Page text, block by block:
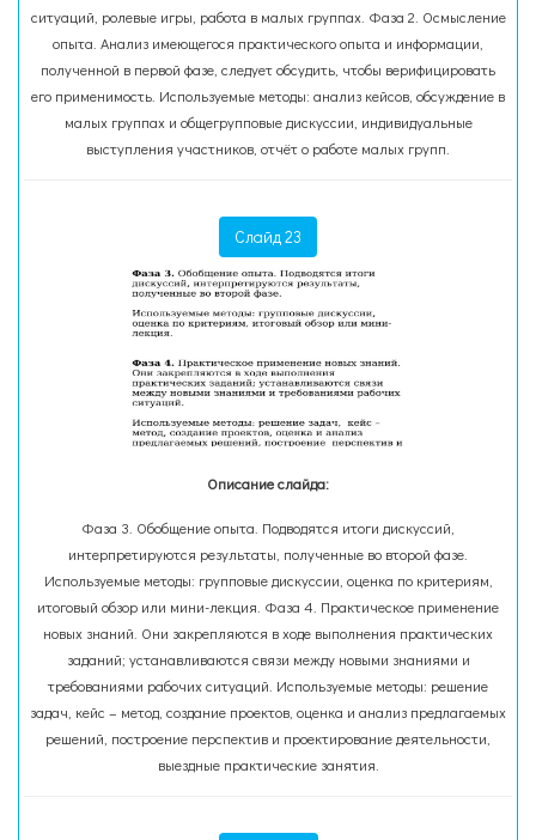
ситуаций, ролевые игры, работа в малых группах. Фаза 2. Осмысление
опыта. Анализ имеющегося практического опыта и информации,
полученной в первой фазе, следует обсудить, чтобы верифицировать
его применимость. Используемые методы: анализ кейсов, обсуждение в
малых группах и общегрупповые дискуссии, индивидуальные
выступления участников, отчёт о работе малых групп.
Слайд 23
Описание слайда:
Фаза 3. Обобщение опыта. Подводятся итоги дискуссий,
интерпретируются результаты, полученные во второй фазе.
Используемые методы: групповые дискуссии, оценка по критериям,
итоговый обзор или мини-лекция. Фаза 4. Практическое применение
новых знаний. Они закрепляются в ходе выполнения практических
заданий; устанавливаются связи между новыми знаниями и
требованиями рабочих ситуаций. Используемые методы: решение
задач, кейс – метод, создание проектов, оценка и анализ предлагаемых
решений, построение перспектив и проектирование деятельности,
выездные практические занятия.